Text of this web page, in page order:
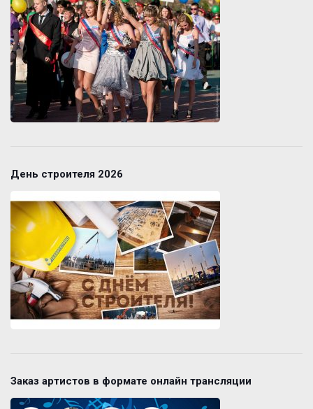
День строителя 2026
Заказ артистов в формате онлайн трансляции